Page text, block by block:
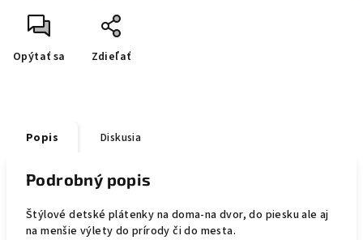
Opýtať sa Zdieľať
Popis Diskusia
Podrobný popis
Štýlové detské plátenky na doma-na dvor, do piesku ale aj
na menšie výlety do prírody či do mesta.